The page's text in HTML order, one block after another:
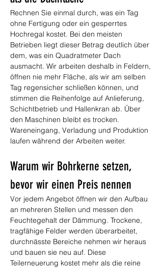
Rechnen Sie einmal durch, was ein Tag
ohne Fertigung oder ein gesperrtes
Hochregal kostet. Bei den meisten
Betrieben liegt dieser Betrag deutlich über
dem, was ein Quadratmeter Dach
ausmacht. Wir arbeiten deshalb in Feldern,
öffnen nie mehr Fläche, als wir am selben
Tag regensicher schließen können, und
stimmen die Reihenfolge auf Anlieferung,
Schichtbetrieb und Hallenkran ab. Über
den Maschinen bleibt es trocken.
Wareneingang, Verladung und Produktion
laufen während der Arbeiten weiter.
Warum wir Bohrkerne setzen,
bevor wir einen Preis nennen
Vor jedem Angebot öffnen wir den Aufbau
an mehreren Stellen und messen den
Feuchtegehalt der Dämmung. Trockene,
tragfähige Felder werden überarbeitet,
durchnässte Bereiche nehmen wir heraus
und bauen sie neu auf. Diese
Teilerneuerung kostet mehr als die reine